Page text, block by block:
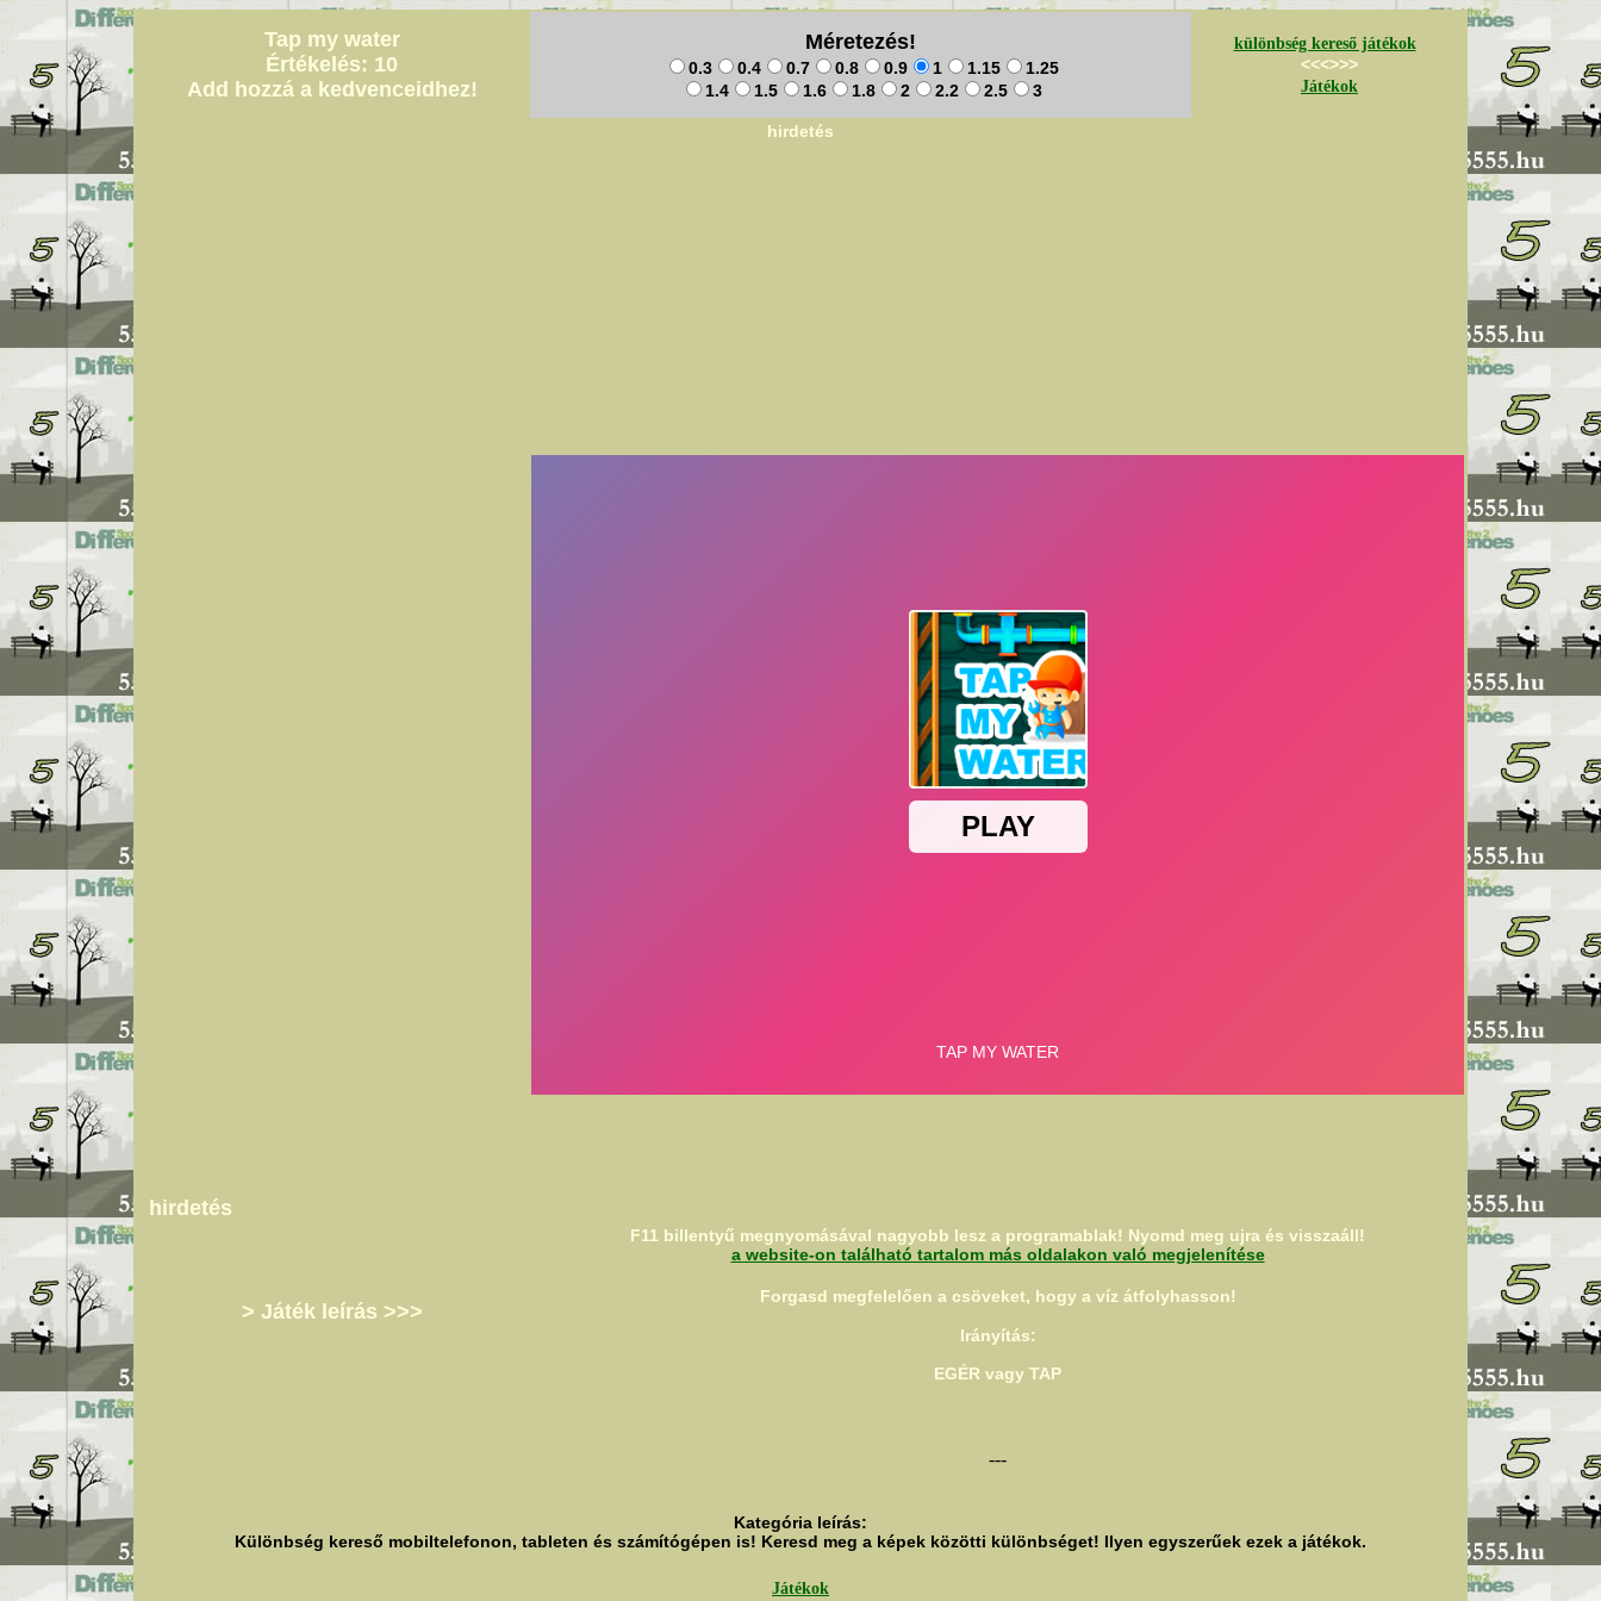
Tap my water
Értékelés: 10
Add hozzá a kedvenceidhez!
Méretezés!
0.3 0.4 0.7 0.8 0.9 1 1.15
1.25
1.4
1.5 1.6 1.8 2 2.2 2.5 3
különbség kereső játékok
<<<>>>
Játékok
hirdetés
hirdetés
> Játék leírás >>>
F11 billentyű megnyomásával nagyobb lesz a programablak! Nyomd meg ujra és visszaáll!
a website-on található tartalom más oldalakon való megjelenítése
Forgasd megfelelően a csöveket, hogy a víz átfolyhasson!
Irányítás:
EGÉR vagy TAP
---
Kategória leírás:
Különbség kereső mobiltelefonon, tableten és számítógépen is! Keresd meg a képek közötti különbséget! Ilyen egyszerűek ezek a játékok.
Játékok